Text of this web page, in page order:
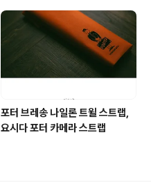
포터 브레송 나일론 트윌 스트랩,
요시다 포터 카메라 스트랩